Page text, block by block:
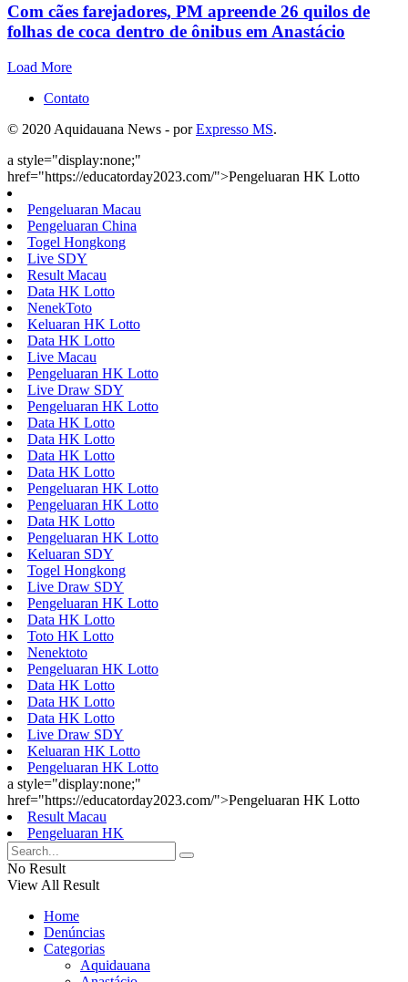
Com cães farejadores, PM apreende 26 quilos de
folhas de coca dentro de ônibus em Anastácio
Load More
Contato
© 2020 Aquidauana News - porExpresso MS.
a style="display:none;"
href="https://educatorday2023.com/">Pengeluaran HK Lotto
Pengeluaran Macau
Pengeluaran China
Togel Hongkong
Live SDY
Result Macau
Data HK Lotto
NenekToto
Keluaran HK Lotto
Data HK Lotto
Live Macau
Pengeluaran HK Lotto
Live Draw SDY
Pengeluaran HK Lotto
Data HK Lotto
Data HK Lotto
Data HK Lotto
Data HK Lotto
Pengeluaran HK Lotto
Pengeluaran HK Lotto
Data HK Lotto
Pengeluaran HK Lotto
Keluaran SDY
Togel Hongkong
Live Draw SDY
Pengeluaran HK Lotto
Data HK Lotto
Toto HK Lotto
Nenektoto
Pengeluaran HK Lotto
Data HK Lotto
Data HK Lotto
Data HK Lotto
Live Draw SDY
Keluaran HK Lotto
Pengeluaran HK Lotto
a style="display:none;"
href="https://educatorday2023.com/">Pengeluaran HK Lotto
Result Macau
Pengeluaran HK
No Result
View All Result
Home
Denúncias
Categorias
Aquidauana